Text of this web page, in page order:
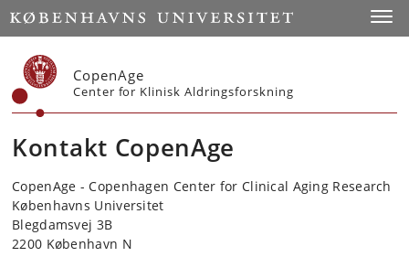
Start
CopenAge
Center for Klinisk Aldringsforskning
Kontakt CopenAge
CopenAge - Copenhagen Center for Clinical Aging Research
Københavns Universitet
Blegdamsvej 3B
2200 København N